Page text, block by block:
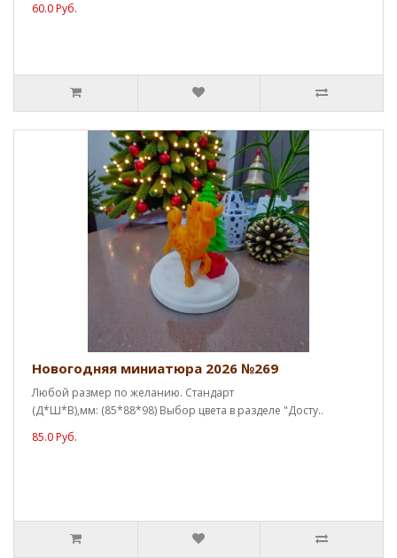
60.0 Руб.
Новогодняя миниатюра 2026 №269
Любой размер по желанию. Стандарт
(Д*Ш*В),мм: (85*88*98) Выбор цвета в разделе "Досту..
85.0 Руб.